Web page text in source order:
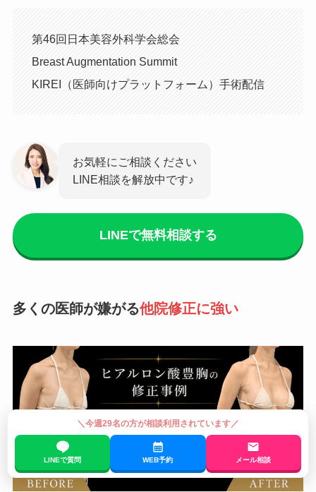
第46回日本美容外科学会総会
Breast Augmentation Summit
KIREI（医師向けプラットフォーム）手術配信
お気軽にご相談ください
LINE相談を解放中です♪
LINEで無料相談する
多くの医師が嫌がる他院修正に強い
＼今週29名の方が相談利用されています／
LINEで質問 WEB予約 メール相談